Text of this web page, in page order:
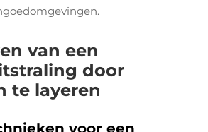
van een
door
te layeren
voor een